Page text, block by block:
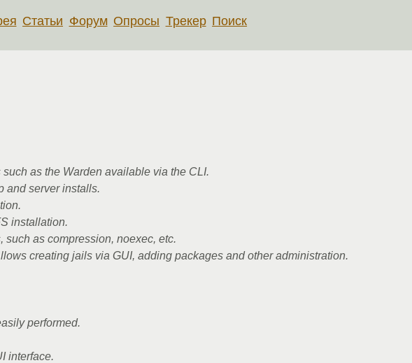
Статьи Форум Опросы Трекер Поиск
as the Warden available via the CLI.
and server installs.
installation.
as compression, noexec, etc.
creating jails via GUI, adding packages and other administration.
performed.
interface.